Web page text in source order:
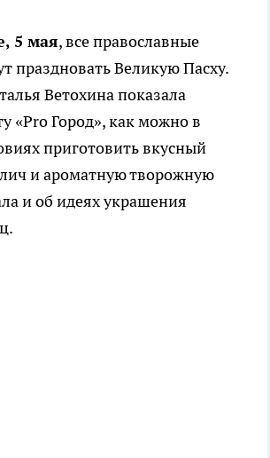
5 мая, все православные
праздновать Великую Пасху.
Ветохина показала
«Pro Город», как можно в
приготовить вкусный
и ароматную творожную
и об идеях украшения